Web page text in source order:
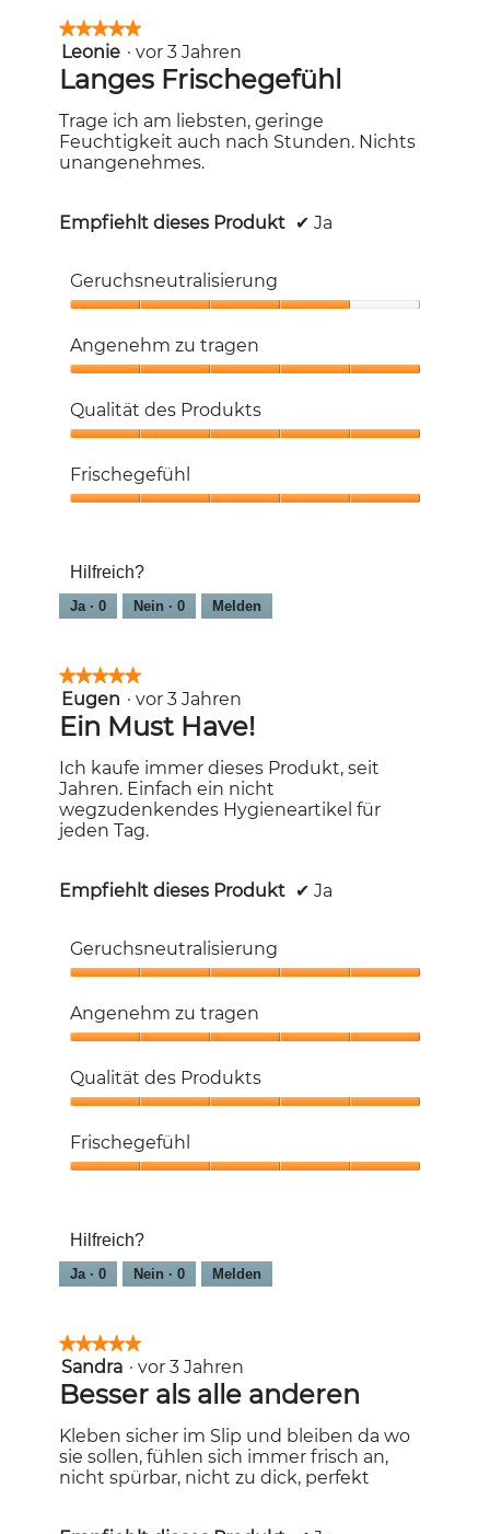
★★★★★
★★★★★
5
von
5
Sternen.
Leonie · vor 3 Jahren
Langes Frischegefühl
Trage ich am liebsten, geringe
Feuchtigkeit auch nach Stunden. Nichts
unangenehmes.
Empfiehlt dieses Produkt ✔ Ja
Geruchsneutralisierung
4
von
Angenehm zu tragen
zu
tragen,
von
5
Qualität des Produkts
des
Produkts,
Frischegefühl
5
Hilfreich?
Ja · 0 Nein · 0 Melden
★★★★★
★★★★★
5
von
5
Sternen.
Eugen · vor 3 Jahren
Ein Must Have!
Ich kaufe immer dieses Produkt, seit
Jahren. Einfach ein nicht
wegzudenkendes Hygieneartikel für
jeden Tag.
Empfiehlt dieses Produkt ✔ Ja
Geruchsneutralisierung
5
von
Angenehm zu tragen
zu
tragen,
von
5
Qualität des Produkts
des
Produkts,
Frischegefühl
5
Hilfreich?
Ja · 0 Nein · 0 Melden
★★★★★
★★★★★
5
von
5
Sternen.
Sandra · vor 3 Jahren
Besser als alle anderen
Kleben sicher im Slip und bleiben da wo
sie sollen, fühlen sich immer frisch an,
nicht spürbar, nicht zu dick, perfekt